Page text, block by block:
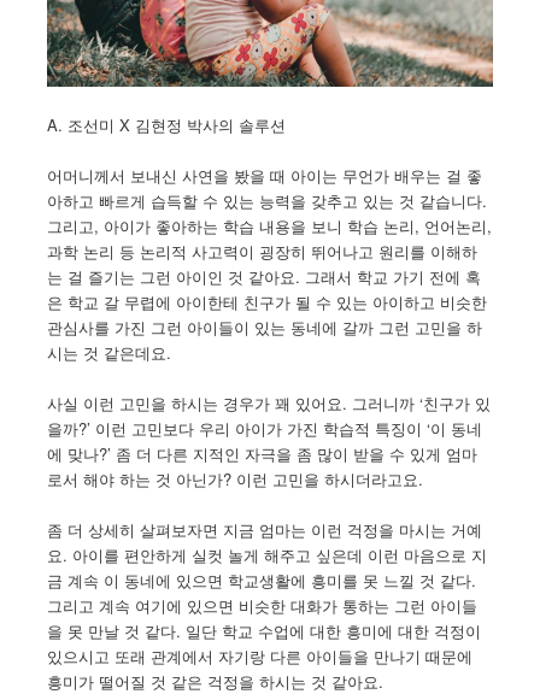
A. 조선미 X 김현정 박사의 솔루션
어머니께서 보내신 사연을 봤을 때 아이는 무언가 배우는 걸 좋
아하고 빠르게 습득할 수 있는 능력을 갖추고 있는 것 같습니다.
그리고, 아이가 좋아하는 학습 내용을 보니 학습 논리, 언어논리,
과학 논리 등 논리적 사고력이 굉장히 뛰어나고 원리를 이해하
는 걸 즐기는 그런 아이인 것 같아요. 그래서 학교 가기 전에 혹
은 학교 갈 무렵에 아이한테 친구가 될 수 있는 아이하고 비슷한
관심사를 가진 그런 아이들이 있는 동네에 갈까 그런 고민을 하
시는 것 같은데요.
사실 이런 고민을 하시는 경우가 꽤 있어요. 그러니까 ‘친구가 있
을까?’ 이런 고민보다 우리 아이가 가진 학습적 특징이 ‘이 동네
에 맞나?’ 좀 더 다른 지적인 자극을 좀 많이 받을 수 있게 엄마
로서 해야 하는 것 아닌가? 이런 고민을 하시더라고요.
좀 더 상세히 살펴보자면 지금 엄마는 이런 걱정을 마시는 거예
요. 아이를 편안하게 실컷 놀게 해주고 싶은데 이런 마음으로 지
금 계속 이 동네에 있으면 학교생활에 흥미를 못 느낄 것 같다.
그리고 계속 여기에 있으면 비슷한 대화가 통하는 그런 아이들
을 못 만날 것 같다. 일단 학교 수업에 대한 흥미에 대한 걱정이
있으시고 또래 관계에서 자기랑 다른 아이들을 만나기 때문에
흥미가 떨어질 것 같은 걱정을 하시는 것 같아요.